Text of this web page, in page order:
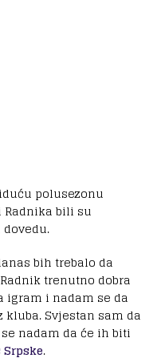
polusezonu
bili su
bih trebalo da
trenutno dobra
igram i nadam se da
Svjestan sam da
nadam da će ih biti
Srpske.